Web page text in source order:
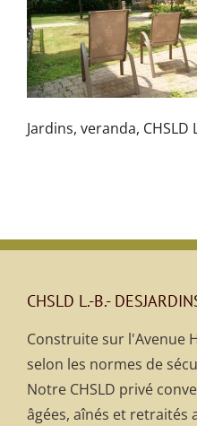
Jardins, veranda,
CHSLD L.-B.-
Construite sur l'Avenue
selon les normes de
Notre CHSLD privé
âgées, aînés et retraités